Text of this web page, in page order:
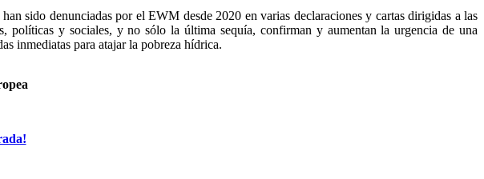
sido denunciadas por el EWM desde 2020 en varias declaraciones y cartas dirigidas a las
políticas y sociales, y no sólo la última sequía, confirman y aumentan la urgencia de una
inmediatas para atajar la pobreza hídrica.